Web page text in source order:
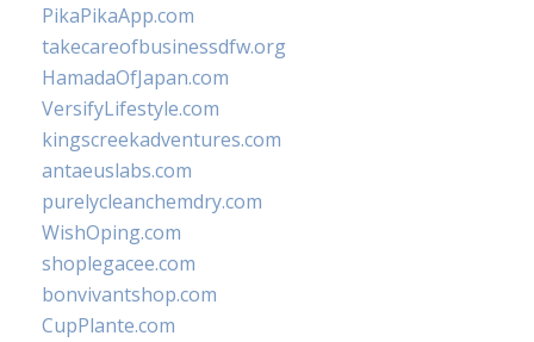
PikaPikaApp.com
takecareofbusinessdfw.org
HamadaOfJapan.com
VersifyLifestyle.com
kingscreekadventures.com
antaeuslabs.com
purelycleanchemdry.com
WishOping.com
shoplegacee.com
bonvivantshop.com
CupPlante.com